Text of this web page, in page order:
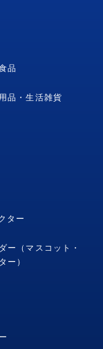
品
品・生活雑貨
ター
ー（マスコット・
ー）